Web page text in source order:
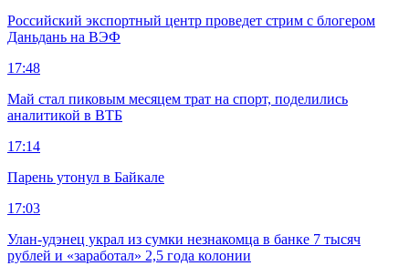
Российский экспортный центр проведет стрим с блогером
Даньдань на ВЭФ
17:48
Май стал пиковым месяцем трат на спорт, поделились
аналитикой в ВТБ
17:14
Парень утонул в Байкале
17:03
Улан-удэнец украл из сумки незнакомца в банке 7 тысяч
рублей и «заработал» 2,5 года колонии